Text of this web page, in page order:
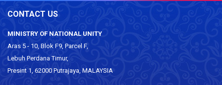
CONTACT US
MINISTRY OF NATIONAL UNITY
Aras 5 - 10, Blok F9, Parcel F,
Lebuh Perdana Timur,
Presint 1, 62000 Putrajaya, MALAYSIA